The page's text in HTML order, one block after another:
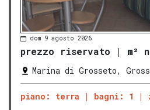
dom 9 agosto 2026
prezzo riservato | m²
Marina di Grosseto,
piano: terra bagni: 1